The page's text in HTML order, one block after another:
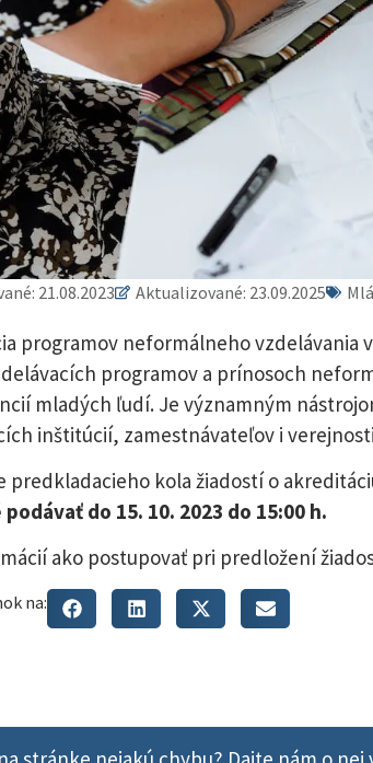
21.08.2023 Aktualizované: 23.09.2025
programov neformálneho vzdelávania
programov a prínosoch
mladých ľudí. Je významným
inštitúcií, zamestnávateľov i
predkladacieho kola žiadostí o
do 15. 10. 2023 do 15:00 h.
ako postupovať pri predložení
na: